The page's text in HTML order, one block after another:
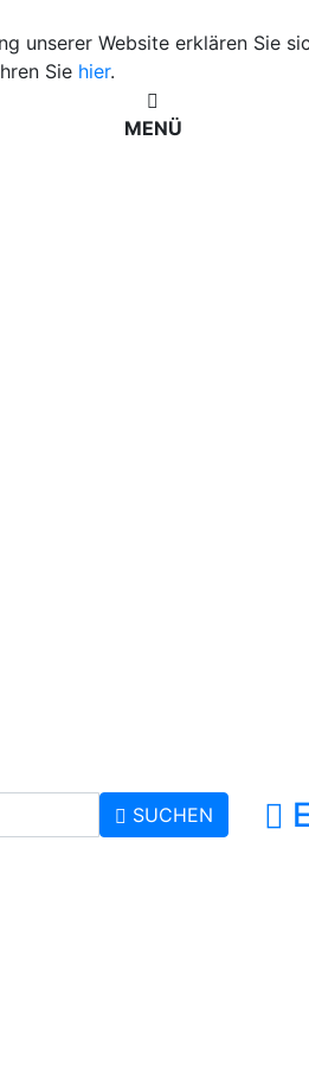
unserer Website erklären Sie
Sie hier.
MENÜ
SUCHEN